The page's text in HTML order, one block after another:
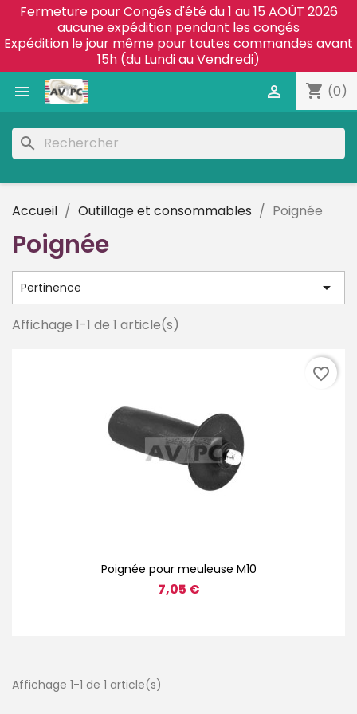
Fermeture pour Congés d'été du 1 au 15 AOÛT 2026
aucune expédition pendant les congés
Expédition le jour même pour toutes commandes avant
15h (du Lundi au Vendredi)
 shopping_cart (0)

search
Accueil Outillage et consommables Poignée
Poignée
Pertinence 
Affichage 1-1 de 1 article(s)
Poignée pour meuleuse M10
7,05 €
favorite_border
Affichage 1-1 de 1 article(s)